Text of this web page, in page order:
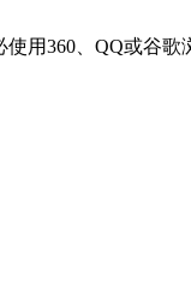
用360、QQ或谷歌